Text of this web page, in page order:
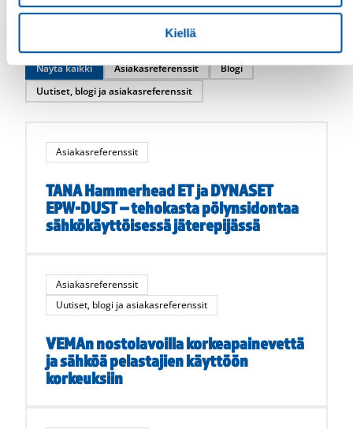
Kiellä
Näytä kaikki Asiakasreferenssit
Blogi
Uutiset, blogi ja asiakasreferenssit
Asiakasreferenssit
TANA Hammerhead ET ja DYNASET
EPW-DUST – tehokasta pölynsidontaa
sähkökäyttöisessä jäterepijässä
Asiakasreferenssit
Uutiset, blogi ja asiakasreferenssit
VEMAn nostolavoilla korkeapainevettä
ja sähköä pelastajien käyttöön
korkeuksiin